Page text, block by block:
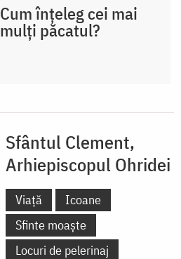
Cum înțeleg cei mai
mulți păcatul?
Sfântul Clement,
Arhiepiscopul Ohridei
Viață
Icoane
Sfinte moaște
Locuri de pelerinaj